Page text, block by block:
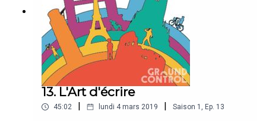
13. L'Art d'écrire
45:02 lundi 4 mars 2019 Saison 1 , Ep. 13